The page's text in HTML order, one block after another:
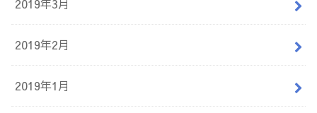
2019年3月
2019年2月
2019年1月